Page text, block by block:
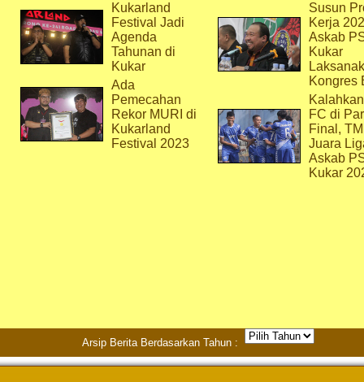
Kukarland
Festival Jadi
Agenda
Tahunan di
Kukar
Ada
Pemecahan
Rekor MURI di
Kukarland
Festival 2023
Susun
Kerja
Askab
Kukar
Kongres
FC di
Final,
Juara
Askab
Kukar
Arsip Berita Berdasarkan Tahun :